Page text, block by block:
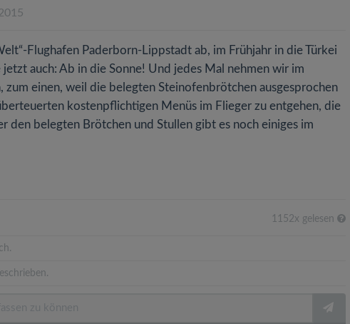
Flughafen Paderborn-Lippstadt ab, im Frühjahr in die Türkei
auch: Ab in die Sonne! Und jedes Mal nehmen wir im
zum einen, weil die belegten Steinofenbrötchen ausgesprochen
kostenpflichtigen Menüs im Flieger zu entgehen, die
den belegten Brötchen und Stullen gibt es noch einiges im
1152x gelesen